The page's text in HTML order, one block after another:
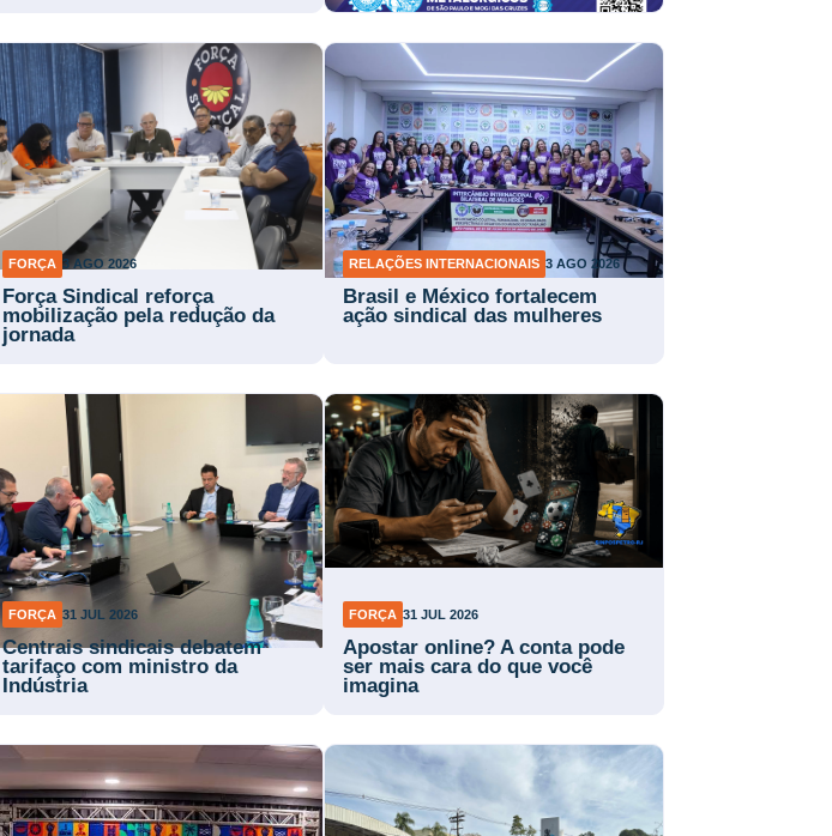
FORÇA 3 AGO 2026
Força Sindical reforça
mobilização pela redução da
jornada
RELAÇÕES INTERNACIONAIS 3 AGO 2026
Brasil e México fortalecem
ação sindical das mulheres
FORÇA 31 JUL 2026
Centrais sindicais debatem
tarifaço com ministro da
Indústria
FORÇA 31 JUL 2026
Apostar online? A conta pode
ser mais cara do que você
imagina